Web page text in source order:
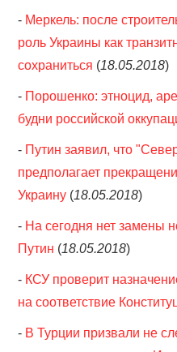
- Меркель: после
роль Украины как
сохраниться (18.05.2018)
- Порошенко: этноцид,
будни российской
- Путин заявил, что
предполагает
Украину (18.05.2018)
- На сегодня нет замены
Путин (18.05.2018)
- КСУ проверит
на соответствие
- В Турции призвали не